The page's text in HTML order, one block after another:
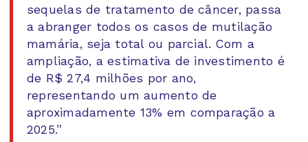
sequelas de tratamento de câncer, passa
a abranger todos os casos de mutilação
mamária, seja total ou parcial. Com a
ampliação, a estimativa de investimento é
de R$ 27,4 milhões por ano,
representando um aumento de
aproximadamente 13% em comparação a
2025.”